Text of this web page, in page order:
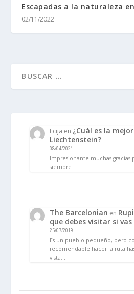
Escapadas a la naturaleza
02/11/2022
Ecija en ¿Cuál es la
Liechtenstein?
08/04/2021
Impresionante muchas
siempre
The Barcelonian en
que debes visitar si
25/07/2019
Es un pueblo pequeño, pero
recomendable hacer la ruta
vista…